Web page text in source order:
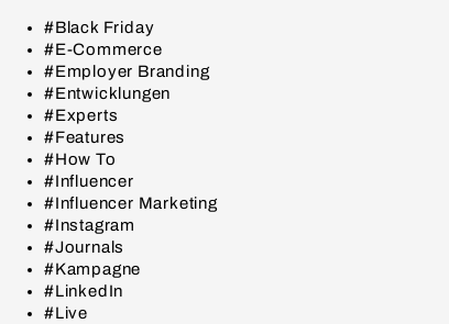
#Black Friday
#E-Commerce
#Employer Branding
#Entwicklungen
#Experts
#Features
#How To
#Influencer
#Influencer Marketing
#Instagram
#Journals
#Kampagne
#LinkedIn
#Live